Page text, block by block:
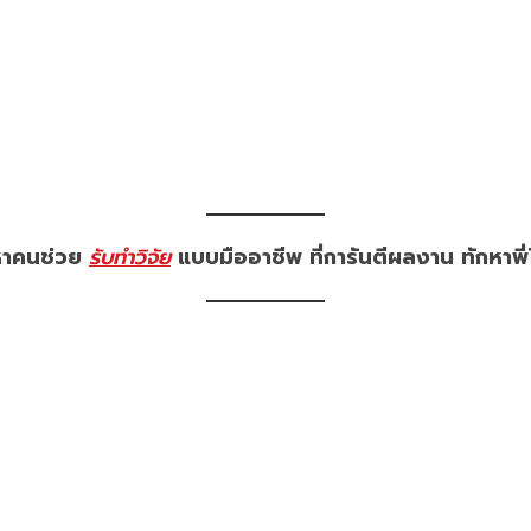
คนช่วย รับทำวิจัยแบบมืออาชีพ ที่การันตีผลงาน ทักหาพี่